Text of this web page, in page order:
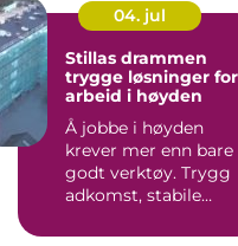
04. jul
Stillas drammen
trygge løsninger for
arbeid i høyden
Å jobbe i høyden
krever mer enn bare
godt verktøy. Trygg
adkomst, stabile
og rikt...